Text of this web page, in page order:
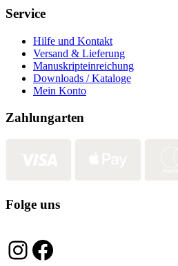
Service
Hilfe und Kontakt
Versand & Lieferung
Manuskripteinreichung
Downloads / Kataloge
Mein Konto
Zahlungarten
Folge uns
Instagram
Facebook